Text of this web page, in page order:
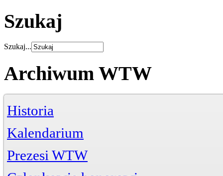
Szukaj
Szukaj...
Archiwum WTW
Historia
Kalendarium
Prezesi WTW